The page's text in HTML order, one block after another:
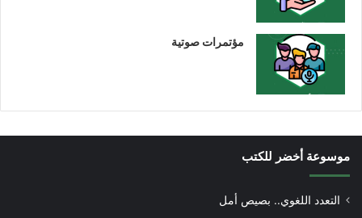
مؤتمرات صوتية
موسوعة أخضر للكتب
التعدد اللغوي.. بصيص أمل